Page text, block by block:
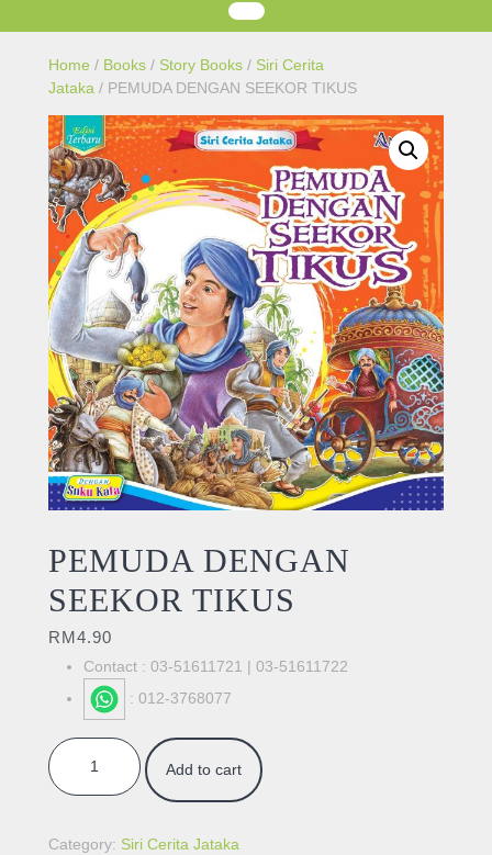
Home / Books / Story Books / Siri Cerita
Jataka / PEMUDA DENGAN SEEKOR TIKUS
PEMUDA DENGAN
SEEKOR TIKUS
RM4.90
Contact : 03-51611721 | 03-51611722
: 012-3768077
PEMUDA DENGAN SEEKOR TIKUS quantity
Add to cart
Category: Siri Cerita Jataka